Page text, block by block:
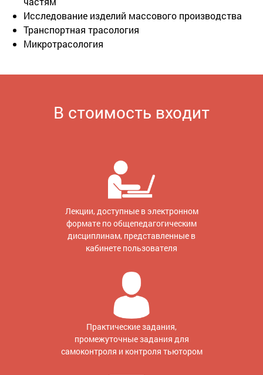
Исследование изделий массового производства
Транспортная трасология
Микротрасология
В стоимость входит
Лекции, доступные в электронном
формате по общепедагогическим
дисциплинам, представленные в
кабинете пользователя
Практические задания,
промежуточные задания для
самоконтроля и контроля тьютором